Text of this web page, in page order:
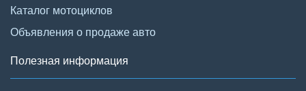
Каталог мотоциклов
Объявления о продаже авто
Полезная информация